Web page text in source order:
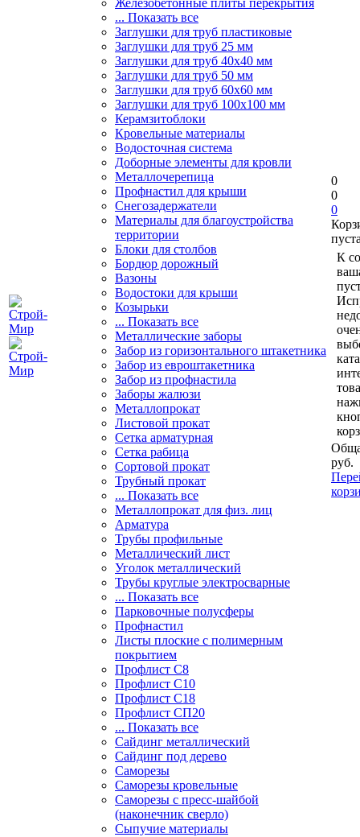
Железобетонные плиты перекрытия
... Показать все
Заглушки для труб пластиковые
Заглушки для труб 25 мм
Заглушки для труб 40х40 мм
Заглушки для труб 50 мм
Заглушки для труб 60х60 мм
Заглушки для труб 100х100 мм
Керамзитоблоки
Кровельные материалы
Водосточная система
Доборные элементы для кровли
Металлочерепица
Профнастил для крыши
Снегозадержатели
Материалы для благоустройства
территории
Блоки для столбов
Бордюр дорожный
Вазоны
Водостоки для крыши
Козырьки
... Показать все
Металлические заборы
Забор из горизонтального штакетника
Забор из евроштакетника
Забор из профнастила
Заборы жалюзи
Металлопрокат
Листовой прокат
Сетка арматурная
Сетка рабица
Сортовой прокат
Трубный прокат
... Показать все
Металлопрокат для физ. лиц
Арматура
Трубы профильные
Металлический лист
Уголок металлический
Трубы круглые электросварные
... Показать все
Парковочные полусферы
Профнастил
Листы плоские с полимерным
покрытием
Профлист С8
Профлист С10
Профлист С18
Профлист СП20
... Показать все
Сайдинг металлический
Cайдинг под дерево
Саморезы
Саморезы кровельные
Саморезы с пресс-шайбой
(наконечник сверло)
Сыпучие материалы
0
0
0
К
руб.